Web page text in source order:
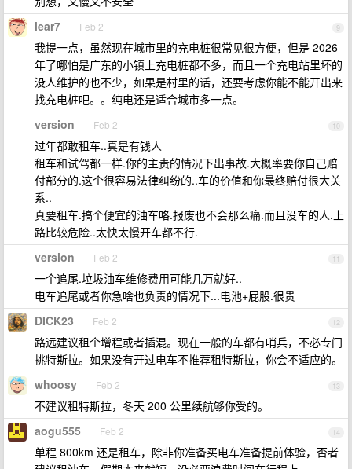
9
lear7 Feb 2
我提一点，虽然现在城市里的充电桩很常见很方便，但是 2026
年了哪怕是广东的小镇上充电桩都不多，而且一个充电站里坏的
没人维护的也不少，如果是村里的话，还要考虑你能不能开出来
找充电桩吧。。纯电还是适合城市多一点。
10
version Feb 2
过年都敢租车..真是有钱人
租车和试驾都一样.你的主责的情况下出事故.大概率要你自己赔
付部分的.这个很容易法律纠纷的..车的价值和你最终赔付很大关
系..
真要租车.搞个便宜的油车咯.报废也不会那么痛.而且没车的人.上
路比较危险..太快太慢开车都不行.
11
version Feb 2
一个追尾.垃圾油车维修费用可能几万就好..
电车追尾或者你急啥也负责的情况下...电池+屁股.很贵
12
DICK23 Feb 2
路远建议租个增程或者插混。现在一般的车都有哨兵，不必专门
挑特斯拉。如果没有开过电车不推荐租特斯拉，你会不适应的。
13
whoosy Feb 2
不建议租特斯拉，冬天 200 公里续航够你受的。
14
aogu555 Feb 2
单程 800km 还是租车，除非你准备买电车准备提前体验，否者